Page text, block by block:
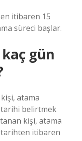
itibaren 15
süreci başlar.
gün
atama
tarihi belirtmek
kişi, atama
tarihten itibaren